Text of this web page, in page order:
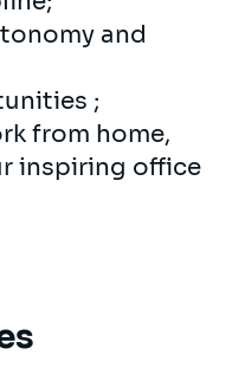
and
;
from home,
inspiring office